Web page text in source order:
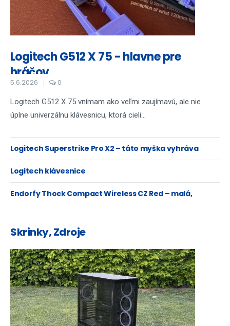
Logitech G512 X 75 - hlavne pre
hráčov
5.6.2026 0
Logitech G512 X 75 vnímam ako veľmi zaujímavú, ale nie
úplne univerzálnu klávesnicu, ktorá cieli...
Logitech Superstrike Pro X2 – táto myška vyhráva
súboje…aj srdcia...
Logitech klávesnice
Endorfy Thock Compact Wireless CZ Red – malá,
Skrinky, Zdroje